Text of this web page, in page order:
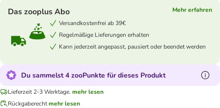
Das zooplus Abo
Mehr erfahren
Versandkostenfrei ab 39€
Regelmäßige Lieferungen erhalten
Kann jederzeit angepasst, pausiert oder beendet werden
Du sammelst 4 zooPunkte für dieses Produkt
Lieferzeit 2-3 Werktage. mehr lesen
Rückgaberechtmehr lesen